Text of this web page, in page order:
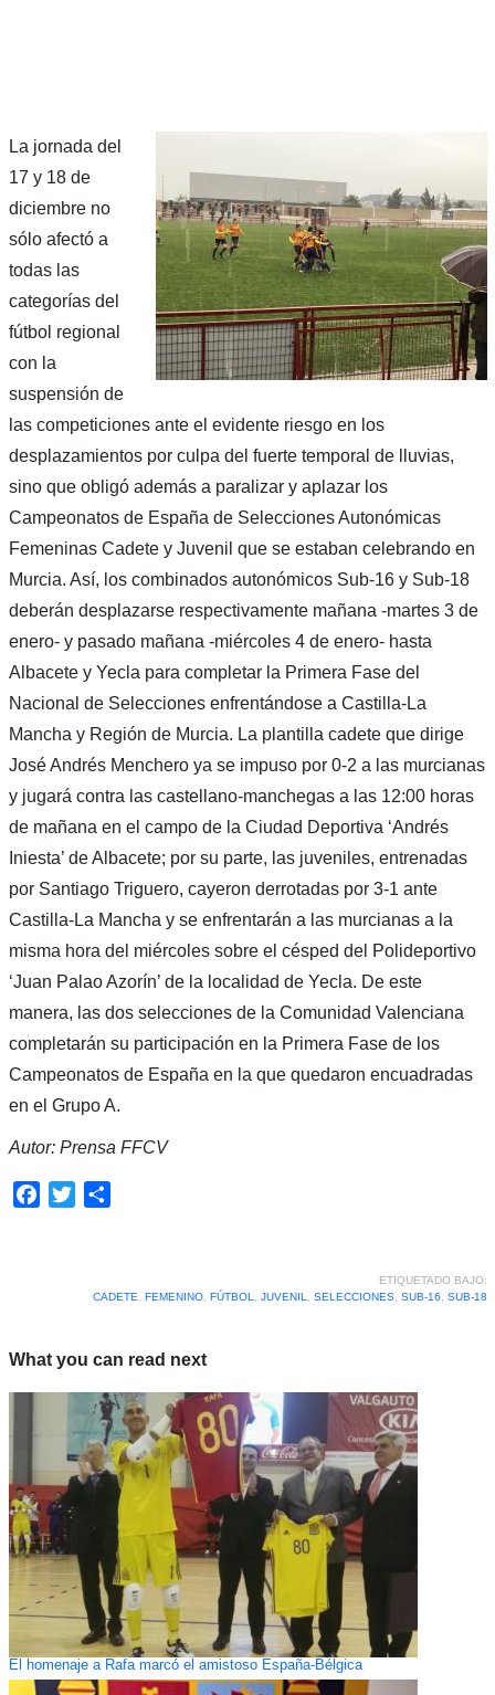
La jornada del
17 y 18 de
diciembre no
sólo afectó a
todas las
categorías del
fútbol regional
con la
suspensión de
las competiciones ante el evidente riesgo en los
desplazamientos por culpa del fuerte temporal de lluvias,
sino que obligó además a paralizar y aplazar los
Campeonatos de España de Selecciones Autonómicas
Femeninas Cadete y Juvenil que se estaban celebrando en
Murcia. Así, los combinados autonómicos Sub-16 y Sub-18
deberán desplazarse respectivamente mañana -martes 3 de
enero- y pasado mañana -miércoles 4 de enero- hasta
Albacete y Yecla para completar la Primera Fase del
Nacional de Selecciones enfrentándose a Castilla-La
Mancha y Región de Murcia. La plantilla cadete que dirige
José Andrés Menchero ya se impuso por 0-2 a las murcianas
y jugará contra las castellano-manchegas a las 12:00 horas
de mañana en el campo de la Ciudad Deportiva ‘Andrés
Iniesta’ de Albacete; por su parte, las juveniles, entrenadas
por Santiago Triguero, cayeron derrotadas por 3-1 ante
Castilla-La Mancha y se enfrentarán a las murcianas a la
misma hora del miércoles sobre el césped del Polideportivo
‘Juan Palao Azorín’ de la localidad de Yecla. De este
manera, las dos selecciones de la Comunidad Valenciana
completarán su participación en la Primera Fase de los
Campeonatos de España en la que quedaron encuadradas
en el Grupo A.
Autor: Prensa FFCV
Facebook
Twitter
ETIQUETADO BAJO:
CADETE
FEMENINO, FÚTBOL JUVENIL SELECCIONES, SUB-16 SUB-18
What you can read next
El homenaje a Rafa marcó el amistoso España-Bélgica